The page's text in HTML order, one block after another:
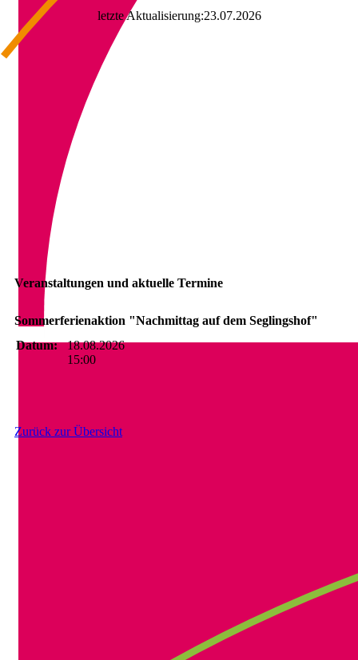
letzte Aktualisierung:23.07.2026
Veranstaltungen und aktuelle Termine
Sommerferienaktion "Nachmittag auf dem Seglingshof"
Datum:
18.08.2026
15:00
Zurück zur Übersicht